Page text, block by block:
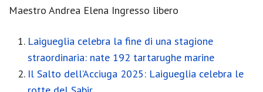
Maestro Andrea Elena Ingresso libero
Laigueglia celebra la fine di una stagione
straordinaria: nate 192 tartarughe marine
Il Salto dell’Acciuga 2025: Laigueglia celebra le